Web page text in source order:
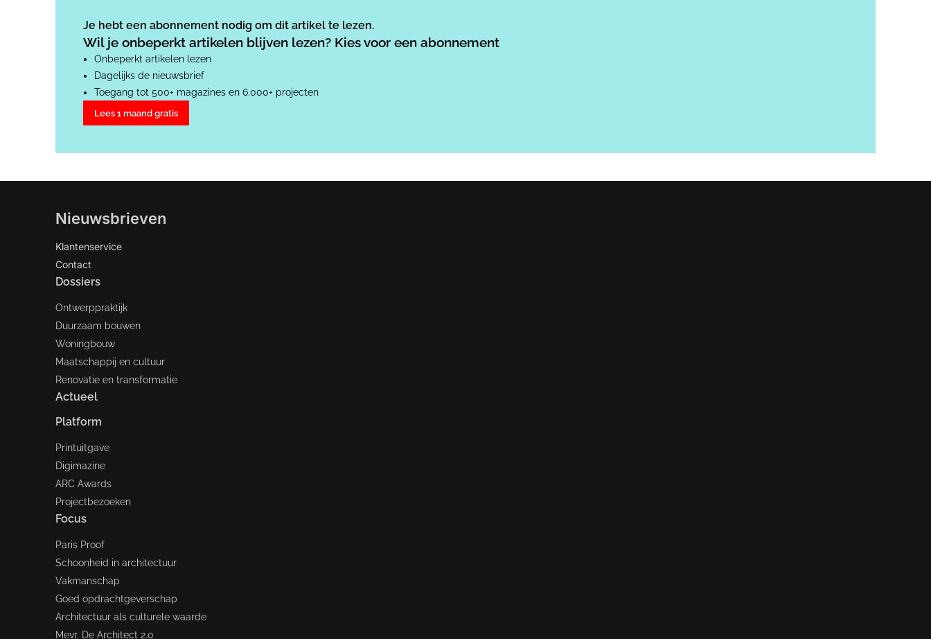
Je hebt een abonnement nodig om dit artikel te lezen.
Wil je onbeperkt artikelen blijven lezen? Kies voor een abonnement
Onbeperkt artikelen lezen
Dagelijks de nieuwsbrief
Toegang tot 500+ magazines en 6.000+ projecten
Lees 1 maand gratis
Nieuwsbrieven
Klantenservice
Contact
Dossiers
Ontwerppraktijk
Duurzaam bouwen
Woningbouw
Maatschappij en cultuur
Renovatie en transformatie
Actueel
Platform
Printuitgave
Digimazine
ARC Awards
Projectbezoeken
Focus
Paris Proof
Schoonheid in architectuur
Vakmanschap
Goed opdrachtgeverschap
Architectuur als culturele waarde
Mevr. De Architect 2.0